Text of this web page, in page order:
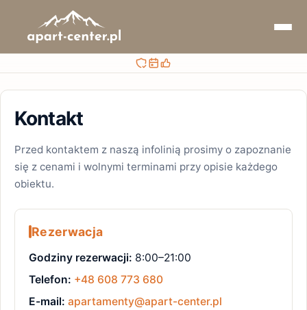
Bezpieczna rezerwacja
Sprawdzaj terminy i ceny
Obsługa przed i po rezerwacji
Kontakt
Przed kontaktem z naszą infolinią prosimy o zapoznanie
się z cenami i wolnymi terminami przy opisie każdego
obiektu.
Rezerwacja
Godziny rezerwacji: 8:00–21:00
Telefon: +48 608 773 680
E-mail: apartamenty@apart-center.pl